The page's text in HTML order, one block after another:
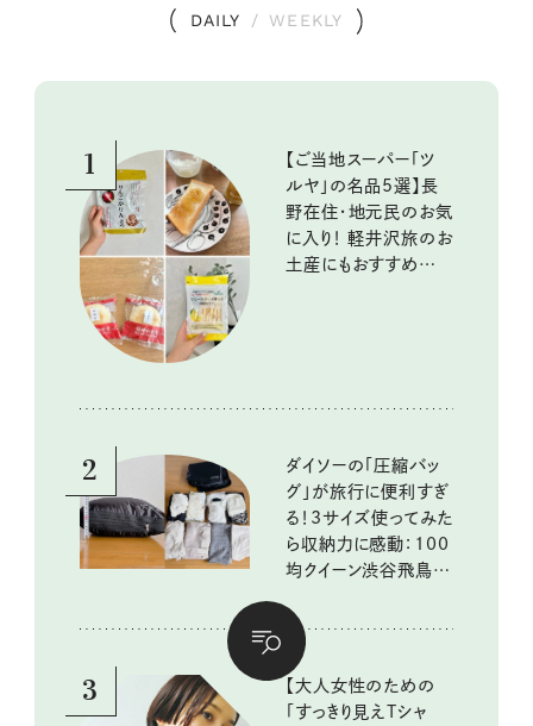
DAILY / WEEKLY
1
【ご当地スーパー「ツ
ルヤ」の名品5選】長
野在住・地元民のお気
に入り！ 軽井沢旅のお
土産にもおすすめのお
2
ダイソーの「圧縮バッ
グ」が旅行に便利すぎ
る！3サイズ使ってみた
ら収納力に感動：100
均クイーン渋谷飛鳥の
10回③
3
【大人女性のための
「すっきり見えTシャ